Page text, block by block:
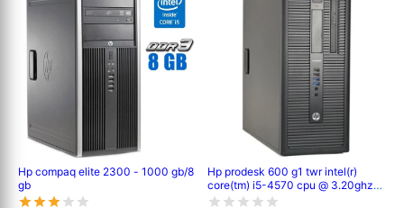
Hp compaq elite 2300 - 1000 gb/8
gb
Hp prodesk 600 g1 twr intel(r)
core(tm) i5-4570 cpu @ 3.20ghz
3.20 ghz